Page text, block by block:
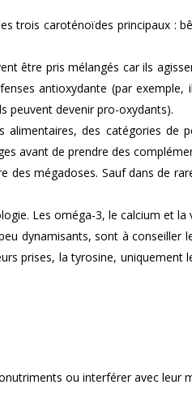
trois caroténoïdes principaux :
être pris mélangés car ils
antioxydante (par exemple,
peuvent devenir pro-oxydants).
des catégories de
avant de prendre des
des mégadoses. Sauf dans de
Les oméga-3, le calcium et
dynamisants, sont à conseiller
prises, la tyrosine, uniquement
ou interférer avec leur